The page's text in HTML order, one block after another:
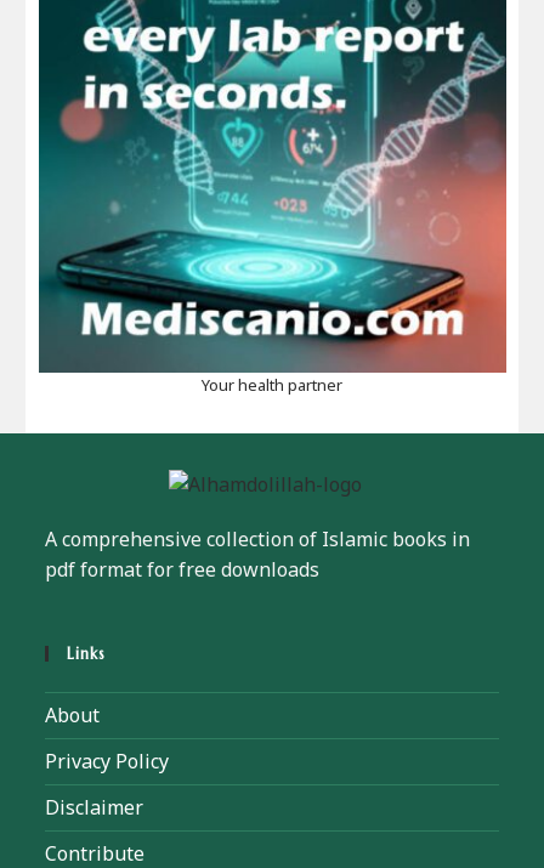
Your health partner
A comprehensive collection of Islamic books in
pdf format for free downloads
Links
About
Privacy Policy
Disclaimer
Contribute